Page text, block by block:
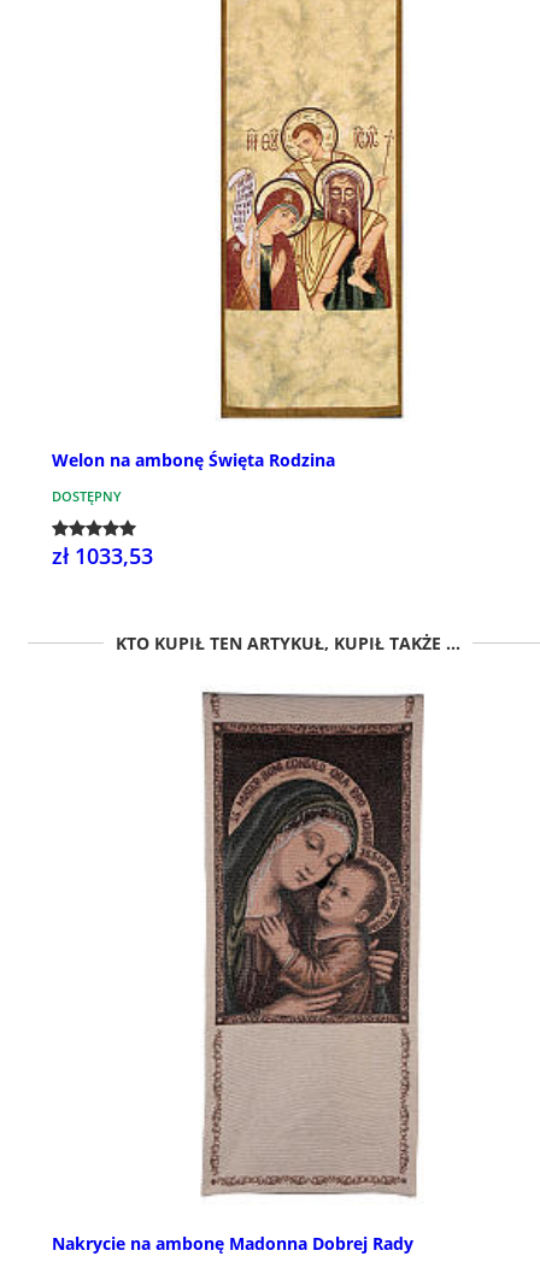
Welon na ambonę Święta Rodzina
DOSTĘPNY
zł 1033,53
KTO KUPIŁ TEN ARTYKUŁ, KUPIŁ TAKŻE ...
Nakrycie na ambonę Madonna Dobrej Rady